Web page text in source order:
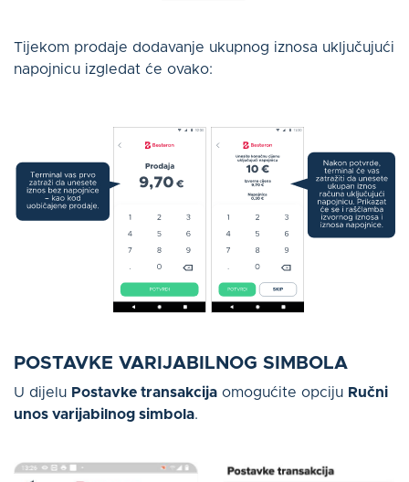
Tijekom prodaje dodavanje ukupnog iznosa uključujući
napojnicu izgledat će ovako:
POSTAVKE VARIJABILNOG SIMBOLA
U dijelu Postavke transakcija omogućite opciju Ručni
unos varijabilnog simbola.